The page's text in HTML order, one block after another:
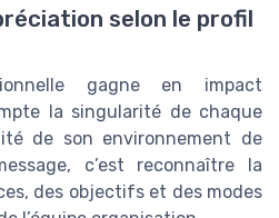
selon le profil
gagne en impact
la singularité de chaque
de son environnement de
c’est reconnaître la
des objectifs et des modes